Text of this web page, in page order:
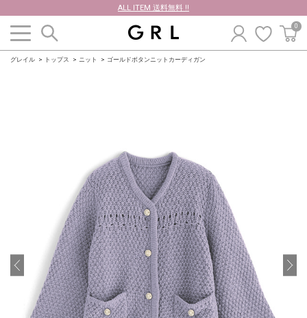
ALL ITEM 送料無料 !!
0
グレイル トップス ニット ゴールドボタンニットカーディガン